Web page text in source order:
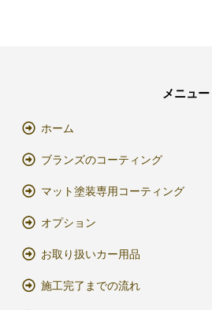
メニュー
ホーム
ブランズのコーティング
マット塗装専用コーティング
オプション
お取り扱いカー用品
施工完了までの流れ